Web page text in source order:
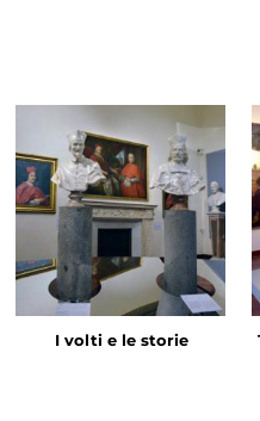
I volti e le storie